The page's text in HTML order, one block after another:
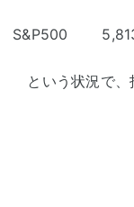
S&P500
という状況で、